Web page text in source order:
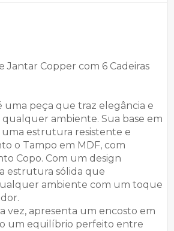
Jantar Copper com 6 Cadeiras
uma peça que traz elegância e
qualquer ambiente. Sua base em
uma estrutura resistente e
o Tampo em MDF, com
Copo. Com um design
estrutura sólida que
ambiente com um toque
vez, apresenta um encosto em
um equilíbrio perfeito entre